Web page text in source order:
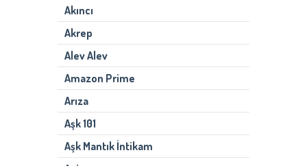
Akıncı
Akrep
Alev Alev
Amazon Prime
Arıza
Aşk 101
Aşk Mantık İntikam